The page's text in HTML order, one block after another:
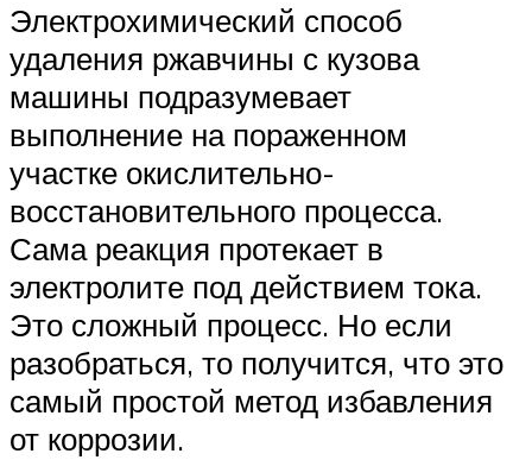
Электрохимический способ
удаления ржавчины с кузова
машины подразумевает
выполнение на пораженном
участке окислительно-
восстановительного процесса.
Сама реакция протекает в
электролите под действием тока.
Это сложный процесс. Но если
разобраться, то получится, что это
самый простой метод избавления
от коррозии.